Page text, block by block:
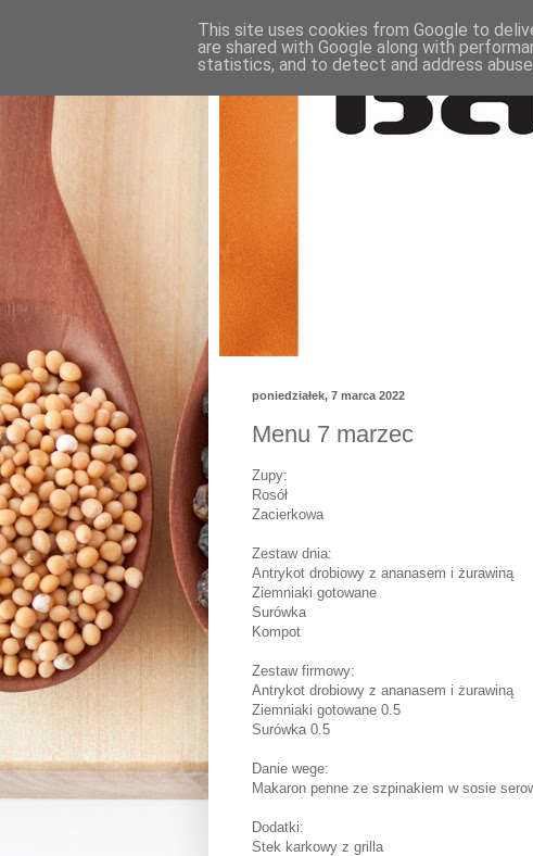
poniedziałek, 7 marca 2022
Menu 7 marzec
Zupy:
Rosół
Zacierkowa
Zestaw dnia:
Antrykot drobiowy z ananasem i żurawiną
Ziemniaki gotowane
Surówka
Kompot
Zestaw firmowy:
Antrykot drobiowy z ananasem i żurawiną
Ziemniaki gotowane 0.5
Surówka 0.5
Danie wege:
Makaron penne ze szpinakiem w sosie
Dodatki:
Stek karkowy z grilla
This site uses cookies from Google to
are shared with Google along with
statistics, and to detect and address